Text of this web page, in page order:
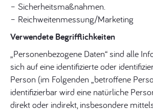
– Sicherheitsmaßnahmen.
– Reichweitenmessung/Marketing
Verwendete Begrifflichkeiten
„Personenbezogene Daten“ sind alle
sich auf eine identifizierte oder
Person (im Folgenden „betroffene
identifizierbar wird eine natürliche
direkt oder indirekt, insbesondere